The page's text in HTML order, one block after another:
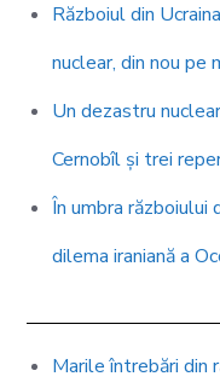
Războiul din
nuclear, din nou pe
Un dezastru
Cernobîl și trei
În umbra războiului
dilema iraniană a
Marile întrebări din